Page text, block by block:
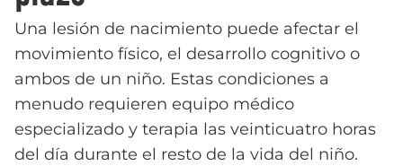
Una lesión de nacimiento puede afectar el
movimiento físico, el desarrollo cognitivo o
ambos de un niño. Estas condiciones a
menudo requieren equipo médico
especializado y terapia las veinticuatro horas
del día durante el resto de la vida del niño.